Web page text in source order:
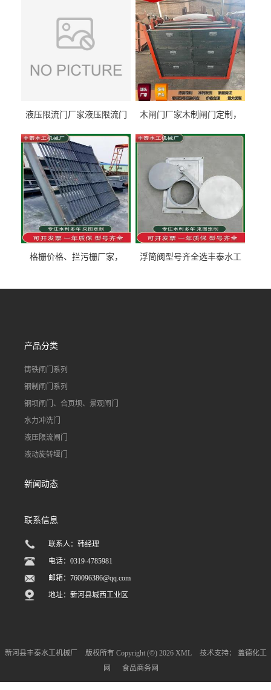
液压限流门厂家液压限流门
泰制造
木闸门厂家木制闸门定制，
型号齐全
格栅价格、拦污栅厂家，
浮筒阀型号齐全选丰泰水工
道水库电站污水处理钢制闸
产品分类
铸铁闸门系列
钢制闸门系列
钢坝闸门、合页坝、景观闸门
水力冲洗门
液压限流闸门
液动旋转堰门
新闻动态
联系信息
联系人：韩经理
电话：0319-4785981
邮箱：760096386@qq.com
地址：新河县城西工业区
新河县丰泰水工机械厂 版权所有 Copyright (©) 2026 XML 技术支持：
盖德化工
网
食品商务网